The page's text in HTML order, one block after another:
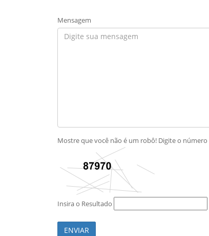
Mensagem
Mostre que você não é um robô! Digite o
Insira o Resultado
ENVIAR